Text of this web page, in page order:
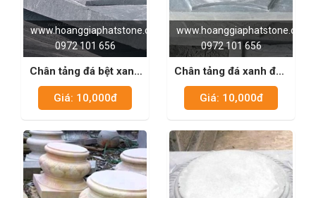
www.hoanggiaphatstone.com
0972 101 656
Chân tảng đá bệt xanh
đen 10
Giá: 10,000đ
www.hoanggiaphatstone.com
0972 101 656
Chân tảng đá xanh đen
10
Giá: 10,000đ